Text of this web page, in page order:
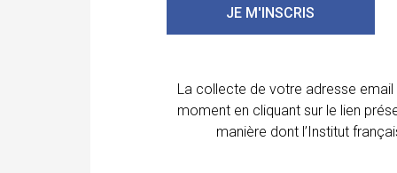
JE M'INSCRIS
La collecte de votre adresse
moment en cliquant sur le lien
manière dont l’Institut